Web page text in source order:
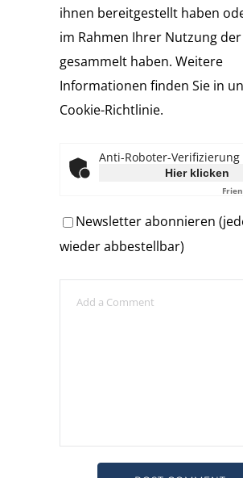
ihnen bereitgestellt haben
im Rahmen Ihrer Nutzung
gesammelt haben. Weitere
Informationen finden Sie in
Cookie-Richtlinie.
Anti-Roboter-Verifizierung
Hier klicken
Newsletter abonnieren
wieder abbestellbar)